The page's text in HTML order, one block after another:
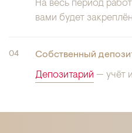
На весь период
вами будет
Собственный
Депозитарий — учёт